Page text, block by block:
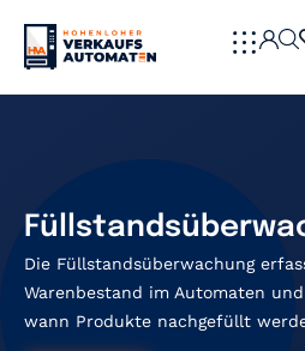
Die Füllstandsüberwachung
Warenbestand im Automaten
wann Produkte nachgefüllt